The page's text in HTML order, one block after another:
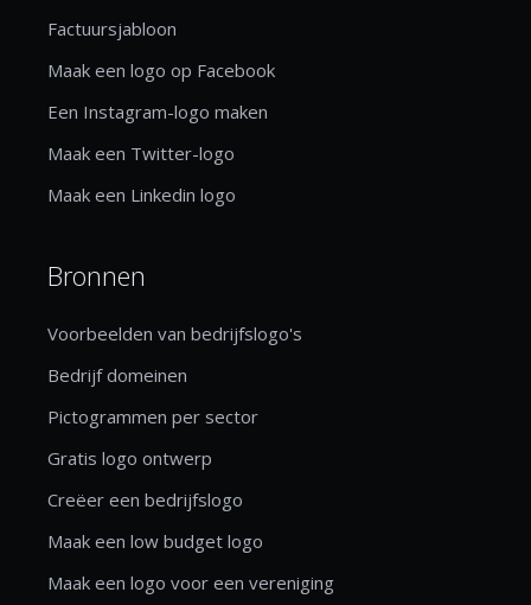
Factuursjabloon
Maak een logo op Facebook
Een Instagram-logo maken
Maak een Twitter-logo
Maak een Linkedin logo
Bronnen
Voorbeelden van bedrijfslogo's
Bedrijf domeinen
Pictogrammen per sector
Gratis logo ontwerp
Creëer een bedrijfslogo
Maak een low budget logo
Maak een logo voor een vereniging